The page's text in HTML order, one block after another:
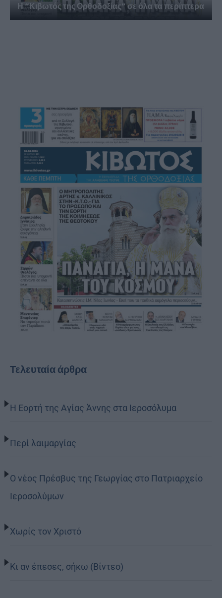
Η “Κιβωτός της Ορθοδοξίας” σε όλα τα περίπτερα
Τελευταία άρθρα
Η Εορτή της Αγίας Άννης στα Ιεροσόλυμα
Περί λαιμαργίας
Ο νέος Πρέσβυς της Γεωργίας στο Πατριαρχείο
Ιεροσολύμων
Χωρίς τον Χριστό
Κι αν έπεσες, σήκω (Βίντεο)